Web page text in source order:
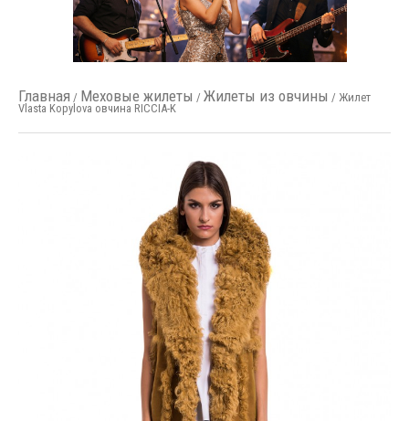
Главная / Меховые жилеты / Жилеты из овчины / Жилет
Vlasta Kopylova овчина RICCIA-K